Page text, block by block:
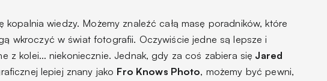
kopalnia wiedzy. Możemy znaleźć całą masę poradników, które
wkroczyć w świat fotografii. Oczywiście jedne są lepsze i
z kolei… niekoniecznie. Jednak, gdy za coś zabiera się Jared
lepiej znany jako Fro Knows Photo, możemy być pewni,